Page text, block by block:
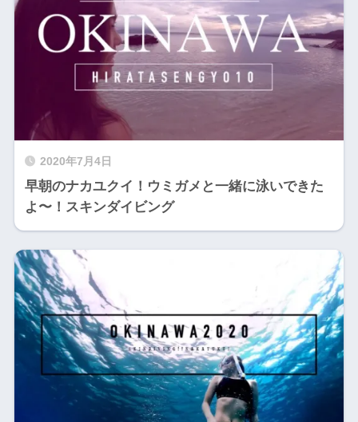
2020年7月4日
早朝のナカユクイ！ウミガメと一緒に泳いできた
よ〜！スキンダイビング